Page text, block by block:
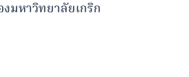
งมหาวิทยาลัยเกริก